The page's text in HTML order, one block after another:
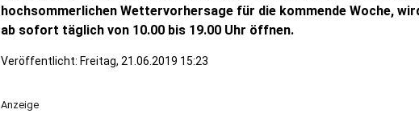
hochsommerlichen Wettervorhersage für die kommende Woche,
ab sofort täglich von 10.00 bis 19.00 Uhr öffnen.
Veröffentlicht: Freitag, 21.06.2019 15:23
Anzeige